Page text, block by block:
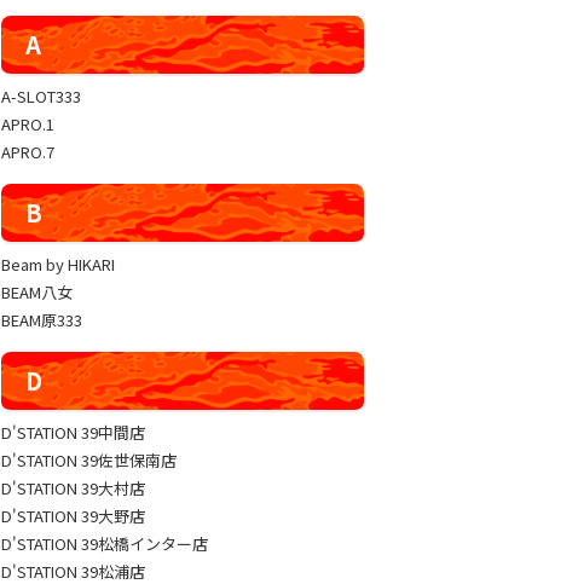
天極
玉屋共闘取材
SHOW TIME取材
聖域取材
戸畑クエスト
YUKO LUCKY×FACE 共闘取材
ヴァルヴレイヴ編集部一斉調査
三共闘取材
熊本の陣
協力取材
ゼッパチ取材
A
A-SLOT333
APRO.1
APRO.7
B
Beam by HIKARI
BEAM八女
BEAM原333
D
D'STATION 39中間店
D'STATION 39佐世保南店
D'STATION 39大村店
D'STATION 39大野店
D'STATION 39松橋インター店
D'STATION 39松浦店